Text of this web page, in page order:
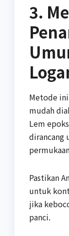
3.
Metode
mudah
Lem
dirancang
Pastikan
untuk
jika
panci.